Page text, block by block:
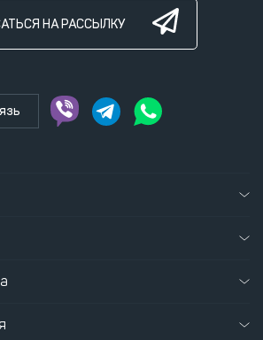
НА РАССЫЛКУ